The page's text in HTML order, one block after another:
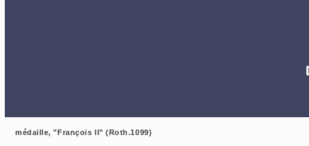
médaille, "François II" (Roth.1099)